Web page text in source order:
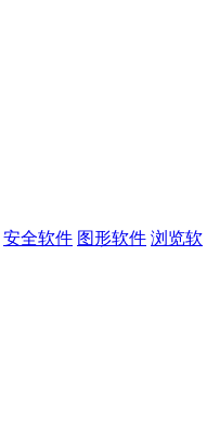
安全软件 图形软件 浏览软